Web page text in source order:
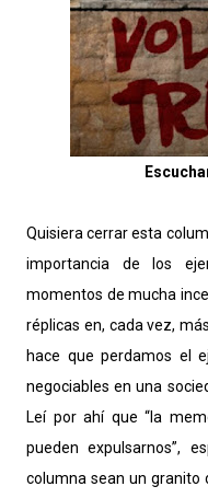
Quisiera cerrar esta
importancia de los
momentos de mucha
réplicas en, cada vez,
hace que perdamos el
negociables en una
Leí por ahí que “la
pueden expulsarnos”,
columna sean un granito